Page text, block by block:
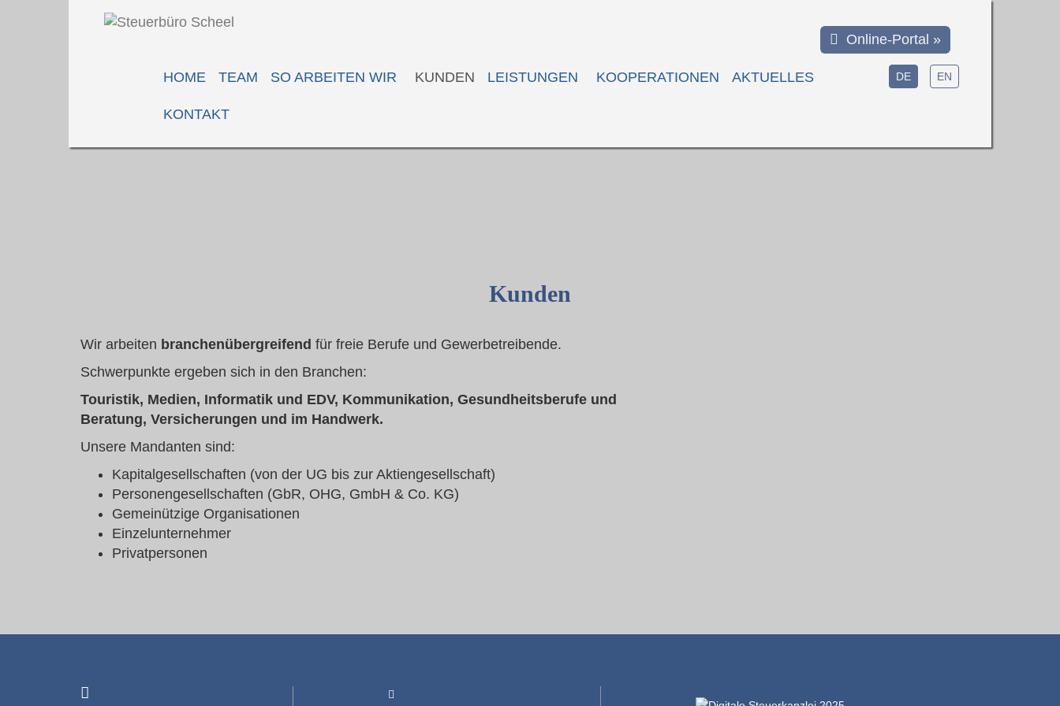
Online-Portal »
HOME TEAM SO ARBEITEN WIR KUNDEN LEISTUNGEN KOOPERATIONEN AKTUELLES
KONTAKT
DE EN
Kunden
Wir arbeiten branchenübergreifend für freie Berufe und Gewerbetreibende.
Schwerpunkte ergeben sich in den Branchen:
Touristik, Medien, Informatik und EDV, Kommunikation, Gesundheitsberufe und
Beratung, Versicherungen und im Handwerk.
Unsere Mandanten sind:
Kapitalgesellschaften (von der UG bis zur Aktiengesellschaft)
Personengesellschaften (GbR, OHG, GmbH & Co. KG)
Gemeinützige Organisationen
Einzelunternehmer
Privatpersonen